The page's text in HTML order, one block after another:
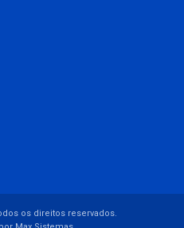
os direitos reservados.